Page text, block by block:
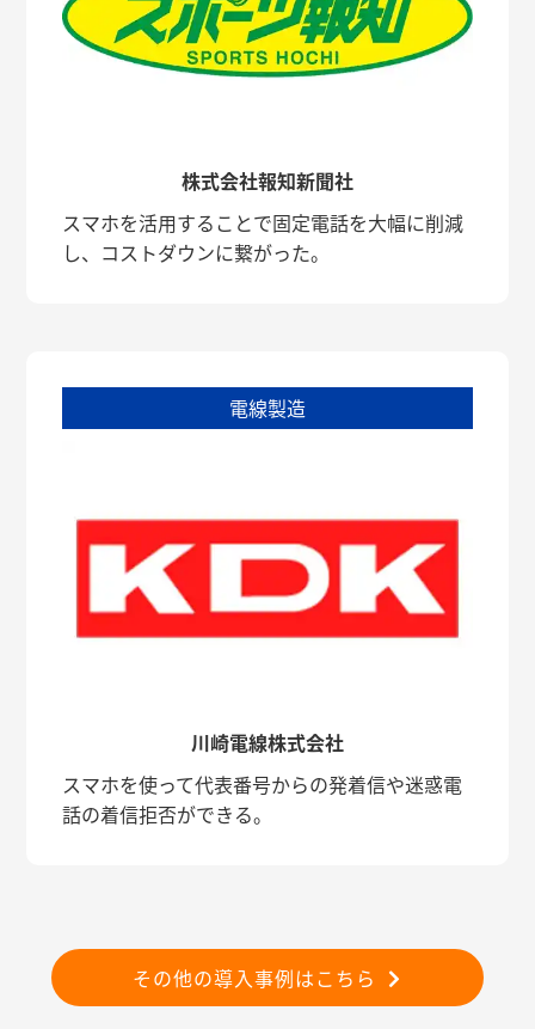
株式会社報知新聞社
スマホを活用することで固定電話を大幅に削減
し、コストダウンに繋がった。
電線製造
川崎電線株式会社
スマホを使って代表番号からの発着信や迷惑電
話の着信拒否ができる。
その他の導入事例はこちら